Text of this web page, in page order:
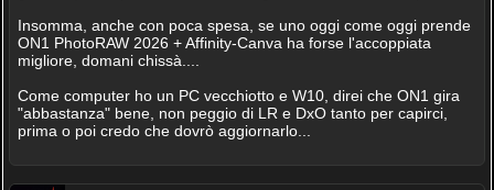
Insomma, anche con poca spesa, se uno oggi come oggi prende
ON1 PhotoRAW 2026 + Affinity-Canva ha forse l'accoppiata
migliore, domani chissà....
Come computer ho un PC vecchiotto e W10, direi che ON1 gira
"abbastanza" bene, non peggio di LR e DxO tanto per capirci,
prima o poi credo che dovrò aggiornarlo...